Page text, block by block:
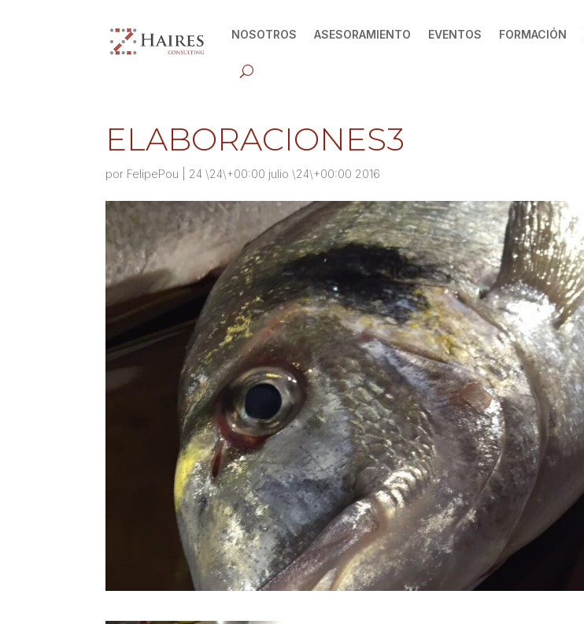
NOSOTROS ASESORAMIENTO EVENTOS FORMACIÓN
ELABORACIONES3
por FelipePou 24 \24\+00:00 julio \24\+00:00 2016